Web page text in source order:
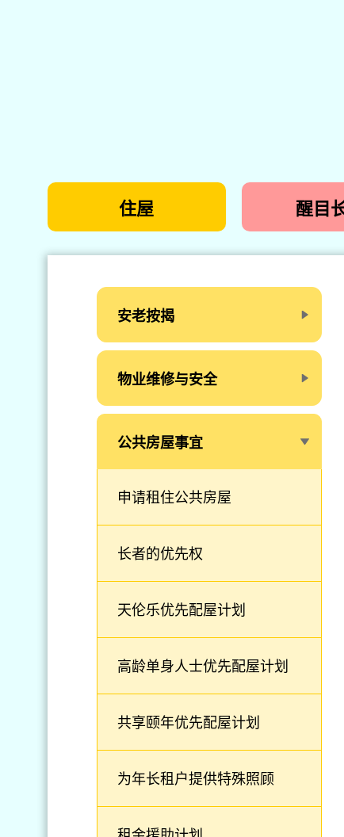
住屋 醒目
安老按揭
物业维修与安全
公共房屋事宜
为年长租户提供特殊照顾
共享颐年优先配屋计划
高龄单身人士优先配屋计划
天伦乐优先配屋计划
长者的优先权
申请租住公共房屋